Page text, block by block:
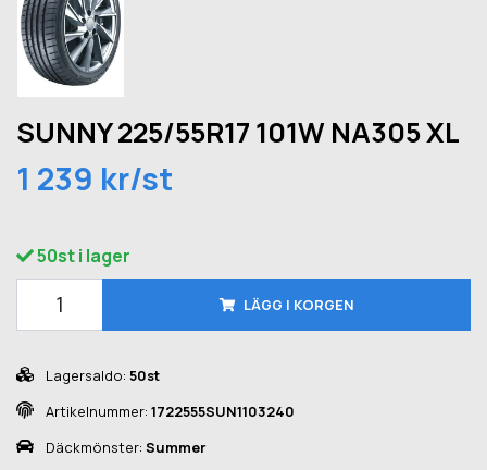
SUNNY 225/55R17 101W NA305 XL
1 239 kr/st
50st i lager
LÄGG I KORGEN
Lagersaldo: 50st
Artikelnummer: 1722555SUN1103240
Däckmönster: Summer